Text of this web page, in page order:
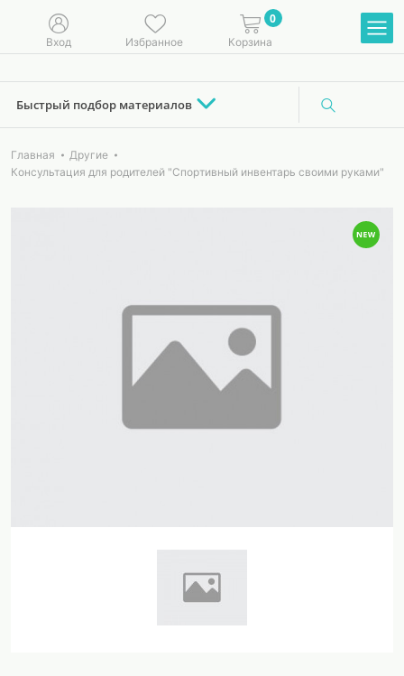
Вход Избранное
0
Корзина
Быстрый подбор материалов
Главная
Другие
Консультация для родителей "Спортивный инвентарь своими руками"